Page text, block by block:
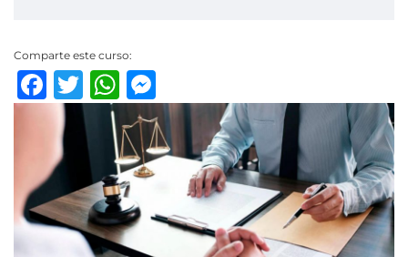
Comparte este curso:
Facebook
TwitterWhatsApp